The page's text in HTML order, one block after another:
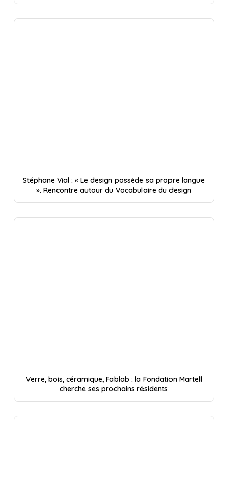
Stéphane Vial : « Le design possède sa propre langue
». Rencontre autour du Vocabulaire du design
Verre, bois, céramique, Fablab : la Fondation Martell
cherche ses prochains résidents